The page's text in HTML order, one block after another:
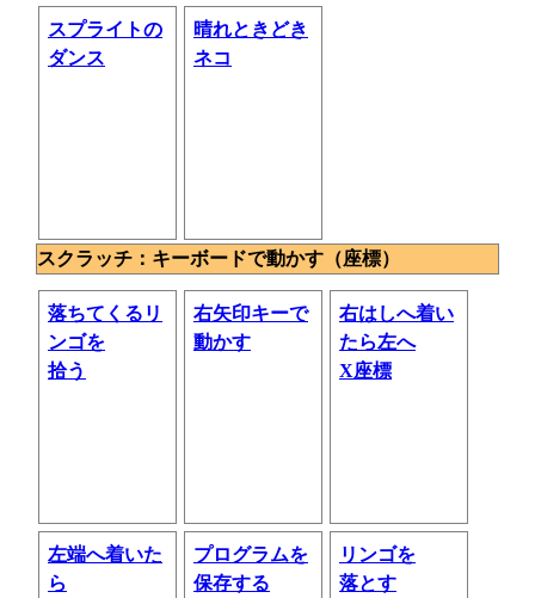
スプライトの
ダンス
晴れときどき
ネコ
スクラッチ：キーボードで動かす（座標）
落ちてくるリ
ンゴを
拾う
右矢印キーで
動かす
右はしへ着い
たら左へ
X座標
左端へ着いた
ら
プログラムを
保存する
リンゴを
落とす